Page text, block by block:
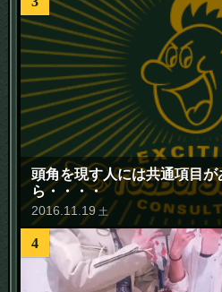
頭角を現す人には共通項目
ら・・・・
2016.11.19 土
4